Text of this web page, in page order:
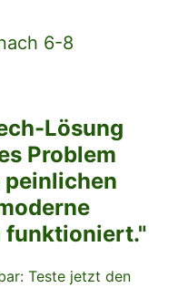
6-8
Lösung
Problem
peinlichen
funktioniert."
Teste jetzt den